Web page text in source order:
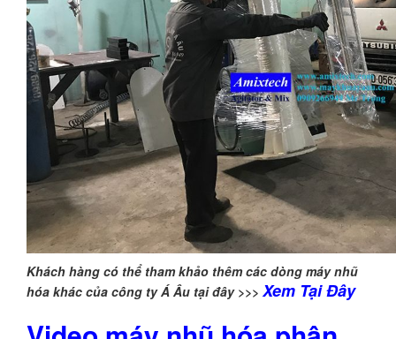
Khách hàng có thể tham khảo thêm các dòng máy nhũ
hóa khác của công ty Á Âu tại đây >>> Xem Tại Đây